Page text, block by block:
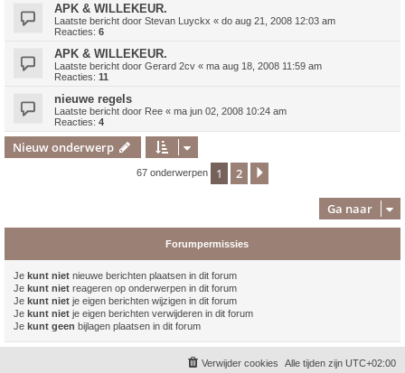
APK & WILLEKEUR.
Laatste bericht door Stevan Luyckx « do aug 21, 2008 12:03 am
Reacties: 6
APK & WILLEKEUR.
Laatste bericht door Gerard 2cv « ma aug 18, 2008 11:59 am
Reacties: 11
nieuwe regels
Laatste bericht door Ree « ma jun 02, 2008 10:24 am
Reacties: 4
Nieuw onderwerp
67 onderwerpen 1 2
Ga naar
Forumpermissies
Je kunt niet nieuwe berichten plaatsen in dit forum
Je kunt niet reageren op onderwerpen in dit forum
Je kunt niet je eigen berichten wijzigen in dit forum
Je kunt niet je eigen berichten verwijderen in dit forum
Je kunt geen bijlagen plaatsen in dit forum
Alle tijden zijn UTC+02:00
Verwijder cookies